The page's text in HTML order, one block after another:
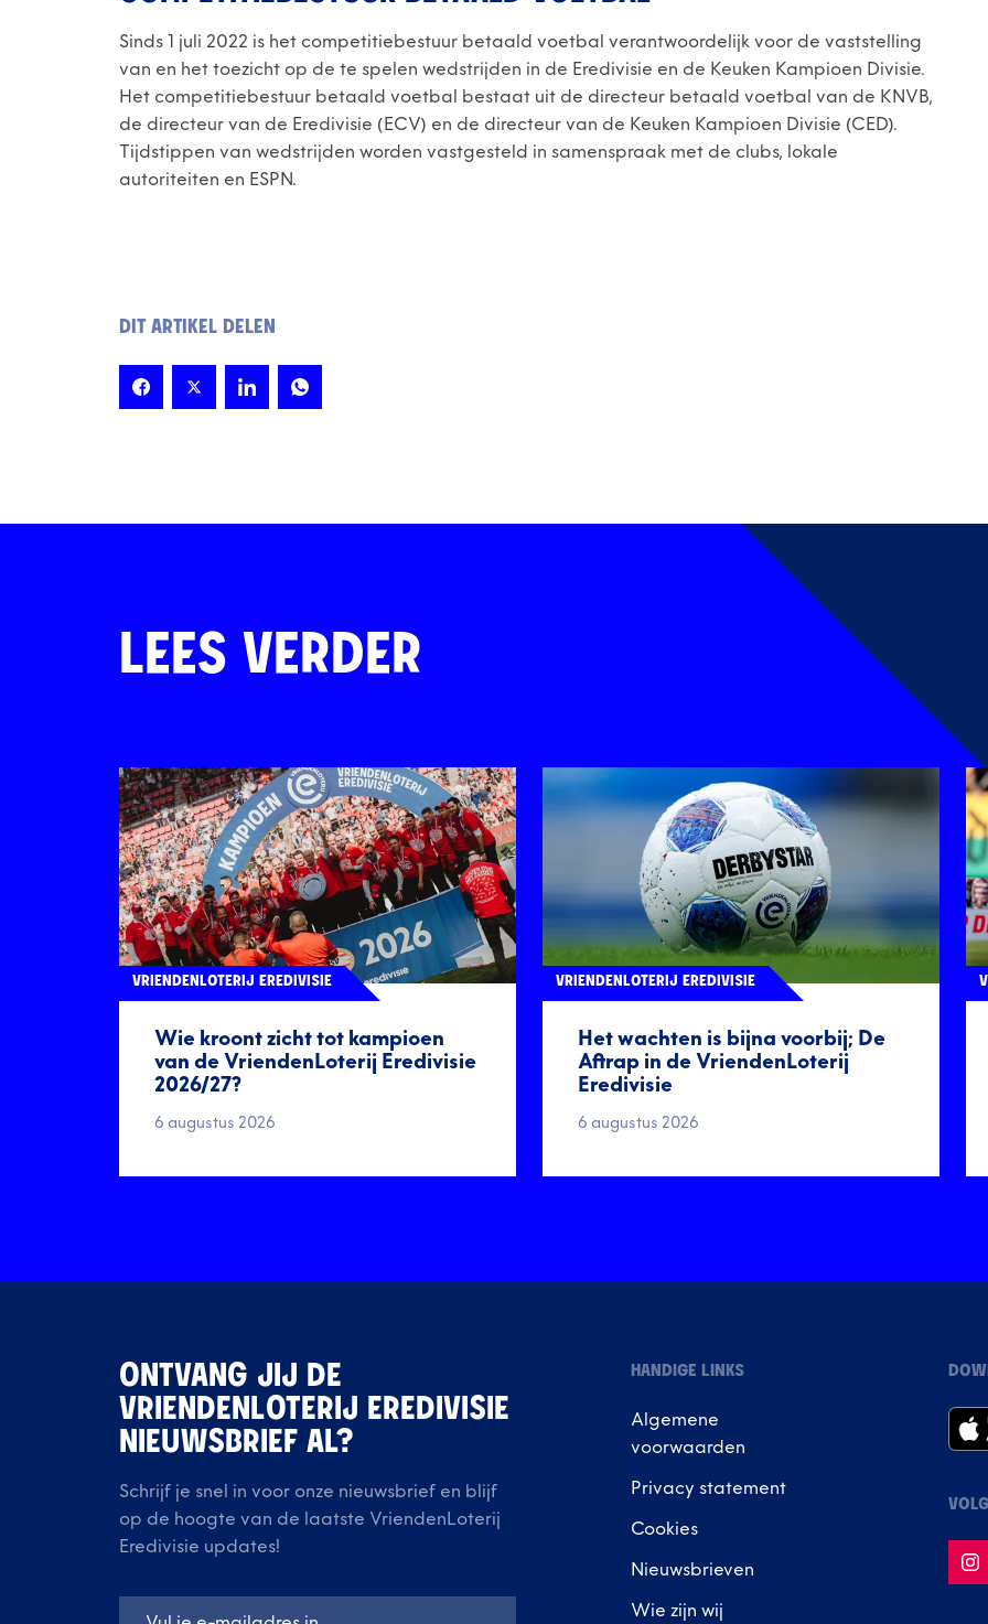
Sinds 1 juli 2022 is het competitiebestuur betaald voetbal verantwoordelijk voor de vaststelling
van en het toezicht op de te spelen wedstrijden in de Eredivisie en de Keuken Kampioen Divisie.
Het competitiebestuur betaald voetbal bestaat uit de directeur betaald voetbal van de KNVB,
de directeur van de Eredivisie (ECV) en de directeur van de Keuken Kampioen Divisie (CED).
Tijdstippen van wedstrijden worden vastgesteld in samenspraak met de clubs, lokale
autoriteiten en ESPN.
DIT ARTIKEL DELEN
LEES VERDER
Wie kroont zicht tot kampioen
van de VriendenLoterij Eredivisie
2026/27?
VRIENDENLOTERIJ EREDIVISIE
6 augustus 2026
Het wachten is bijna voorbij; De
Aftrap in de VriendenLoterij
Eredivisie
VRIENDENLOTERIJ EREDIVISIE
6 augustus 2026
ONTVANG JIJ DE
VRIENDENLOTERIJ EREDIVISIE
NIEUWSBRIEF AL?
Schrijf je snel in voor onze nieuwsbrief en blijf
op de hoogte van de laatste VriendenLoterij
Eredivisie updates!
HANDIGE LINKS
Algemene
voorwaarden
Privacy statement
Cookies
Nieuwsbrieven
Wie zijn wij